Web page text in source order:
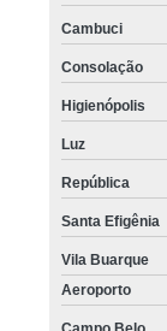
Cambuci
Consolação
Higienópolis
Luz
República
Santa Efigênia
Vila Buarque
Aeroporto